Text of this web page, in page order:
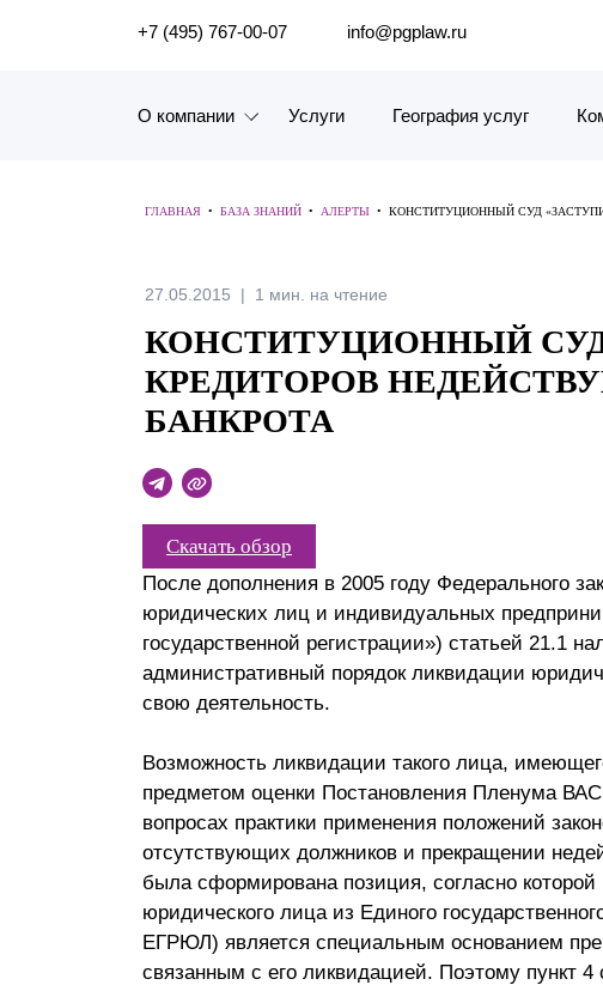
ПОИСК ПО САЙТУ
+7 (495) 767-00-07 info@pgplaw.ru
О компании
Наш опыт
Рейтинги, Награды, Цифры
Новости
Почему «Пепеляев Групп»?
Обращение Управляющего
Партнера
Социальная
Услуги География услуг
ГЛАВНАЯ • БАЗА ЗНАНИЙ • АЛЕРТЫ • КОНСТИТУЦИОННЫЙ СУД
27.05.2015 1 мин. на чтение
КОНСТИТУЦИОННЫЙ СУД
КРЕДИТОРОВ
БАНКРОТА
Скачать обзор
После дополнения в 2005 году Федерального
юридических лиц и индивидуальных
государственной регистрации») статьей 21.1
административный порядок ликвидации
свою деятельность.
Возможность ликвидации такого лица,
предметом оценки Постановления Пленума
вопросах практики применения положений
отсутствующих должников и прекращении
была сформирована позиция, согласно
юридического лица из Единого
ЕГРЮЛ) является специальным основанием
связанным с его ликвидацией. Поэтому пункт 4